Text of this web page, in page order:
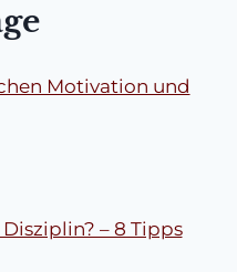
Motivation und
– 8 Tipps